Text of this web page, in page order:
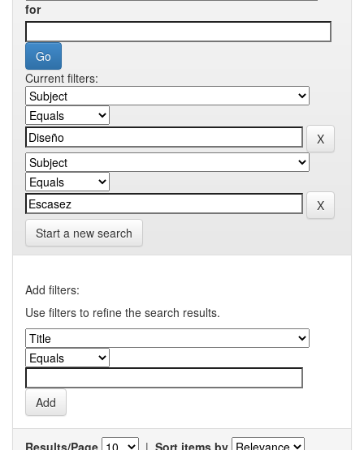
for
Current filters:
Start a new search
Add filters:
Use filters to refine the search results.
Results/Page | Sort items by